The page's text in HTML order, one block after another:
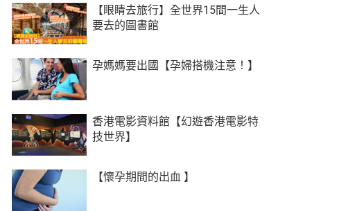
【眼睛去旅行】全世界15間一生人
要去的圖書館
孕媽媽要出國【孕婦搭機注意！】
香港電影資料館【幻遊香港電影特
技世界】
【懷孕期間的出血 】